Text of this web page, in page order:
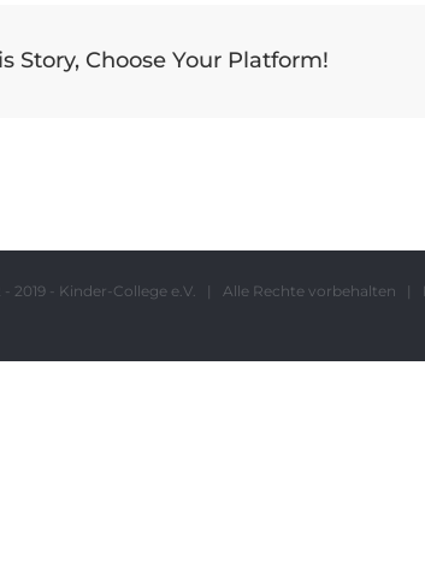
Story, Choose Your Platform!
- 2019 - Kinder-College e.V. | Alle Rechte vorbehalten |